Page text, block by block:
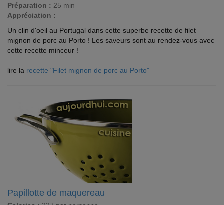
Préparation : 25 min
Appréciation :
Un clin d'oeil au Portugal dans cette superbe recette de filet
mignon de porc au Porto ! Les saveurs sont au rendez-vous avec
cette recette minceur !
lire la recette "Filet mignon de porc au Porto"
Papillotte de maquereau